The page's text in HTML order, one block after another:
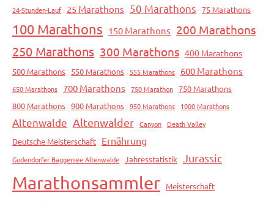
24-Stunden-Lauf 25 Marathons 50 Marathons 75 Marathons
100 Marathons 150 Marathons 200 Marathons
250 Marathons 300 Marathons 400 Marathons
500 Marathons 550 Marathons 555 Marathons 600 Marathons
650 Marathons 700 Marathons 750 Marathon 750 Marathons
800 Marathons 900 Marathons 950 Marathons 1000 Marathons
Altenwalde Altenwalder Canyon Death Valley
Deutsche Meisterschaft Ernährung
Gudendorfer Baggersee Altenwalde Jahresstatistik Jurassic
Marathonsammler Meisterschaft